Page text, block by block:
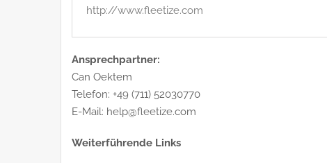
http://www.fleetize.com
Ansprechpartner:
Can Oektem
Telefon: +49 (711) 52030770
E-Mail: help@fleetize.com
Weiterführende Links